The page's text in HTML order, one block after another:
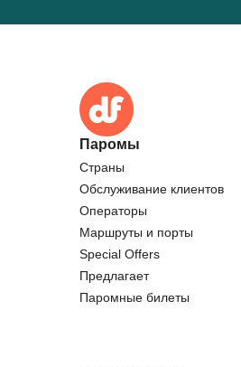
Паромы
Страны
Обслуживание клиентов
Операторы
Маршруты и порты
Special Offers
Предлагает
Паромные билеты